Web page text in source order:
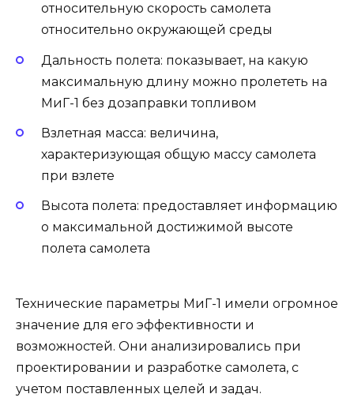
относительную скорость самолета
относительно окружающей среды
Дальность полета: показывает, на какую
максимальную длину можно пролететь на
МиГ-1 без дозаправки топливом
Взлетная масса: величина,
характеризующая общую массу самолета
при взлете
Высота полета: предоставляет информацию
о максимальной достижимой высоте
полета самолета
Технические параметры МиГ-1 имели огромное
значение для его эффективности и
возможностей. Они анализировались при
проектировании и разработке самолета, с
учетом поставленных целей и задач.